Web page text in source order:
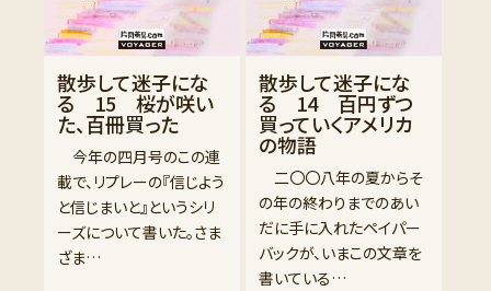
散歩して迷子にな
る 15 桜が咲い
た、百冊買った
今年の四月号のこの連
載で、リプレーの『信じよう
と信じまいと』というシリ
ーズについて書いた。さま
ざま…
散歩して迷子にな
る 14 百円ずつ
買っていくアメリカ
の物語
二〇〇八年の夏からそ
の年の終わりまでのあい
だに手に入れたペイパー
バックが、いまこの文章を
書いている…